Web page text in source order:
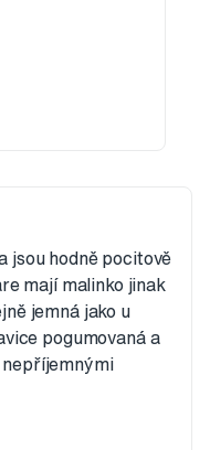
jsou hodně pocitově
mají malinko jinak
jemná jako u
pogumovaná a